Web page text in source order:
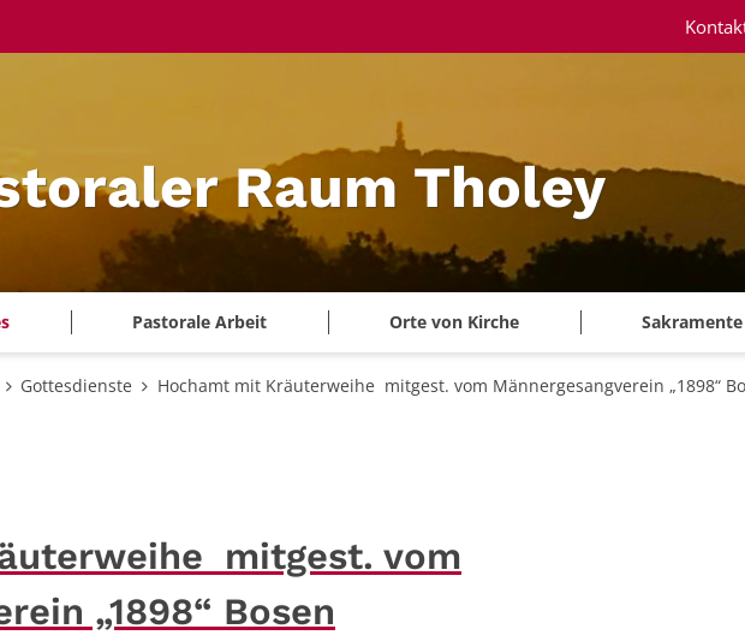
Raum Tholey
Pastorale Arbeit Orte von Kirche
Gottesdienste Hochamt mit Kräuterweihe mitgest. vom Männergesangverein „1898“
mitgest. vom
„1898“ Bosen